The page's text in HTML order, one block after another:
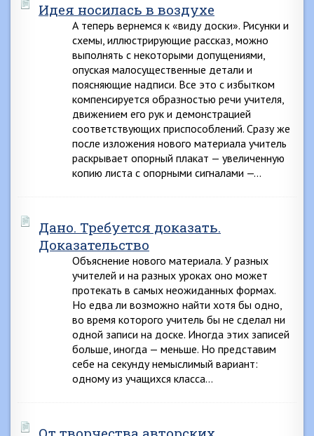
Идея носилась в воздухе
А теперь вернемся к «виду доски». Рисунки и
схемы, иллюстрирующие рассказ, можно
выполнять с некоторыми допущениями,
опуская малосущественные детали и
поясняющие надписи. Все это с избытком
компенсируется образностью речи учителя,
движением его рук и демонстрацией
соответствующих приспособлений. Сразу же
после изложения нового материала учитель
раскрывает опорный плакат — увеличенную
копию листа с опорными сигналами —…
Дано. Требуется доказать.
Доказательство
Объяснение нового материала. У разных
учителей и на разных уроках оно может
протекать в самых неожиданных формах.
Но едва ли возможно найти хотя бы одно,
во время которого учитель бы не сделал ни
одной записи на доске. Иногда этих записей
больше, иногда — меньше. Но представим
себе на секунду немыслимый вариант:
одному из учащихся класса…